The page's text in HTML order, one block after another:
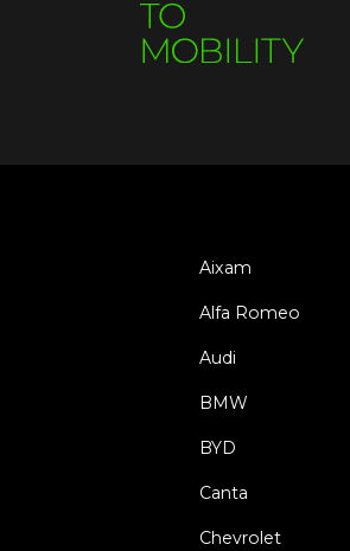
Aixam
Alfa Romeo
Audi
BMW
BYD
Canta
Chevrolet